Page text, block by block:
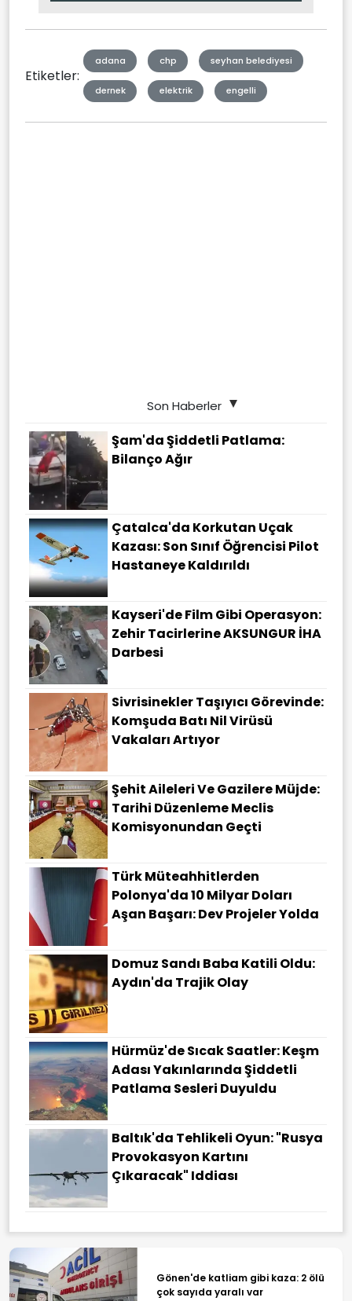
Etiketler:
adana chp seyhan belediyesi
dernek elektrik engelli
Son Haberler
Şam'da Şiddetli Patlama:
Bilanço Ağır
Çatalca'da Korkutan Uçak
Kazası: Son Sınıf Öğrencisi Pilot
Hastaneye Kaldırıldı
Kayseri'de Film Gibi Operasyon:
Zehir Tacirlerine AKSUNGUR İHA
Darbesi
Sivrisinekler Taşıyıcı Görevinde:
Komşuda Batı Nil Virüsü
Vakaları Artıyor
Şehit Aileleri Ve Gazilere Müjde:
Tarihi Düzenleme Meclis
Komisyonundan Geçti
Türk Müteahhitlerden
Polonya'da 10 Milyar Doları
Aşan Başarı: Dev Projeler Yolda
Domuz Sandı Baba Katili Oldu:
Aydın'da Trajik Olay
Hürmüz'de Sıcak Saatler: Keşm
Adası Yakınlarında Şiddetli
Patlama Sesleri Duyuldu
Baltık'da Tehlikeli Oyun: "Rusya
Provokasyon Kartını
Çıkaracak" Iddiası
Gönen'de katliam gibi kaza: 2 ölü
çok sayıda yaralı var